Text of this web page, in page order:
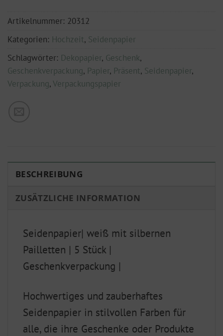
Artikelnummer: 20312
Kategorien: Hochzeit, Seidenpapier
Schlagwörter: Dekopapier, Geschenk,
Geschenkverpackung, Papier, Präsent, Seidenpapier,
Verpackung,Verpackungspapier
BESCHREIBUNG
ZUSÄTZLICHE INFORMATION
Seidenpapier| weiß mit silbernen
Pailletten | 5 Stück |
Geschenkverpackung |
Hochwertiges und zauberhaftes
Seidenpapier in stilvollen Farben für
alle, die ihre Geschenke oder Produkte